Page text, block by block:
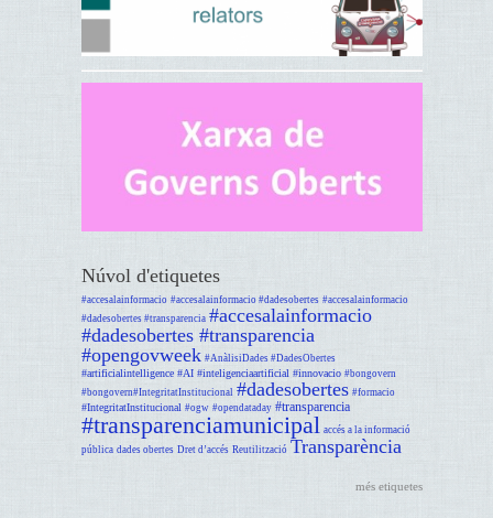
Núvol d'etiquetes
#accesalainformacio #accesalainformacio #dadesobertes #accesalainformacio
#dadesobertes #transparencia #accesalainformacio
#dadesobertes #transparencia
#opengovweek #AnàlisiDades #DadesObertes
#artificialintelligence #AI #inteligenciaartificial #innovacio #bongovern
#bongovern#IntegritatInstitucional #dadesobertes #formacio
#IntegritatInstitucional #ogw #opendataday #transparencia
#transparenciamunicipal accés a la informació
pública dades obertes Dret d’accés Reutilització Transparència
més etiquetes